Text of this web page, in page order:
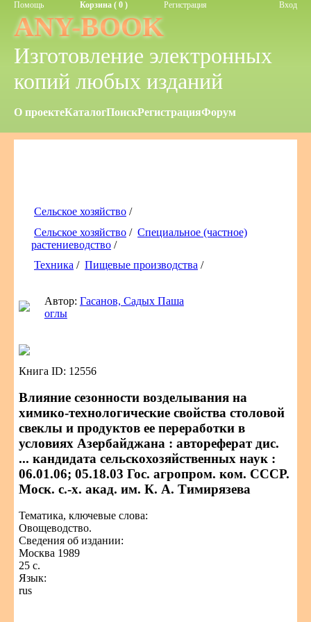
Помощь Корзина ( 0 ) Регистрация Вход
ANY-BOOK
Изготовление электронных
копий любых изданий
О проектеКаталогПоискРегистрацияФорум
Сельское хозяйство /
Сельское хозяйство / Специальное (частное)
растениеводство /
Техника / Пищевые производства /
Автор: Гасанов, Садых Паша
оглы
Книга ID: 12556
Влияние сезонности возделывания на
химико-технологические свойства столовой
свеклы и продуктов ее переработки в
условиях Азербайджана : автореферат дис.
... кандидата сельскохозяйственных наук :
06.01.06; 05.18.03 Гос. агропром. ком. СССР.
Моск. с.-х. акад. им. К. А. Тимирязева
Тематика, ключевые слова:
Овощеводство.
Сведения об издании:
Москва 1989
25 с.
Язык:
rus